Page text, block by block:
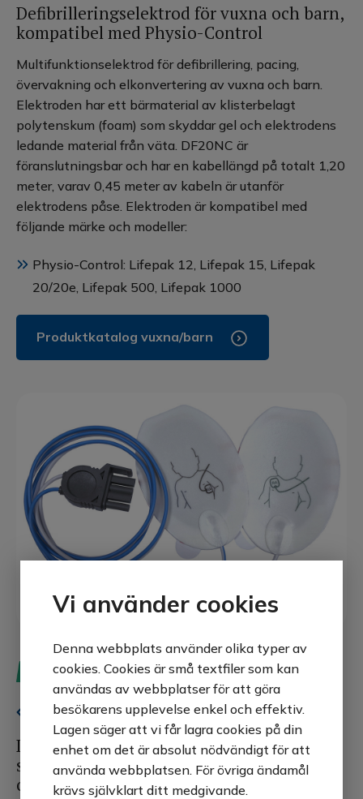
Vi använder cookies
Denna webbplats använder olika typer av
cookies. Cookies är små textfiler som kan
användas av webbplatser för att göra
besökarens upplevelse enkel och effektiv.
Lagen säger att vi får lagra cookies på din
enhet om det är absolut nödvändigt för att
använda webbplatsen. För övriga ändamål
krävs självklart ditt medgivande.
Defibrilleringselektrod för vuxna och barn,
kompatibel med Physio-Control
Multifunktionselektrod för defibrillering, pacing,
övervakning och elkonvertering av vuxna och barn.
Elektroden har ett bärmaterial av klisterbelagt
polytenskum (foam) som skyddar gel och elektrodens
ledande material från väta. DF20NC är
föranslutningsbar och har en kabellängd på totalt 1,20
meter, varav 0,45 meter av kabeln är utanför
elektrodens påse. Elektroden är kompatibel med
följande märke och modeller:
Physio-Control: Lifepak 12, Lifepak 15, Lifepak
20/20e, Lifepak 500, Lifepak 1000
Produktkatalog vuxna/barn
DF31G
Defibrilleringselektrod för barn och
spädbarn, kompatibel med Physio-Control
och Comen